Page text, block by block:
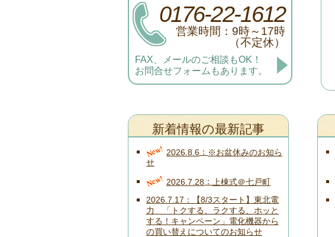
0176-22-1612
営業時間：9時～17時
（不定休）
FAX、メールのご相談もOK！
お問合せフォームもあります。
新着情報の最新記事
New! 2026.8.6
※お盆休みのお知ら
せ
New! 2026.7.28
上棟式＠七戸町
2026.7.17
【8/3スタート】東北電
力 「トクする、ラクする、ホッと
する！キャンペーン」電化機器から
の買い替えについてのお知らせ